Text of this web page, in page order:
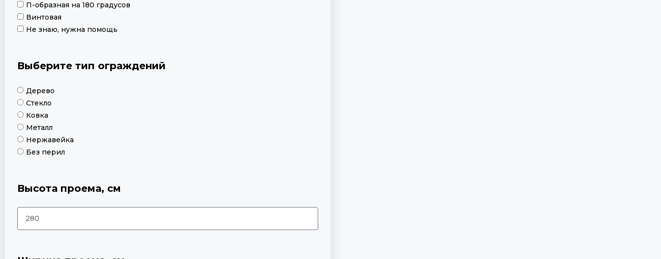
П-образная на 180 градусов
Винтовая
Не знаю, нужна помощь
Выберите тип ограждений
Дерево
Стекло
Ковка
Металл
Нержавейка
Без перил
Высота проема, см